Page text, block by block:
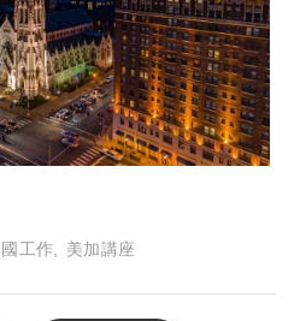
工作 美加講座